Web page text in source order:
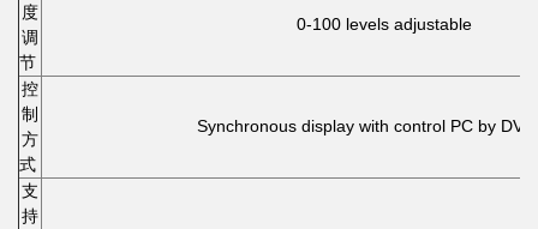
度
调
节
0-100 levels adjustable
控
制
方
式
Synchronous display with control PC by DVI
支
持